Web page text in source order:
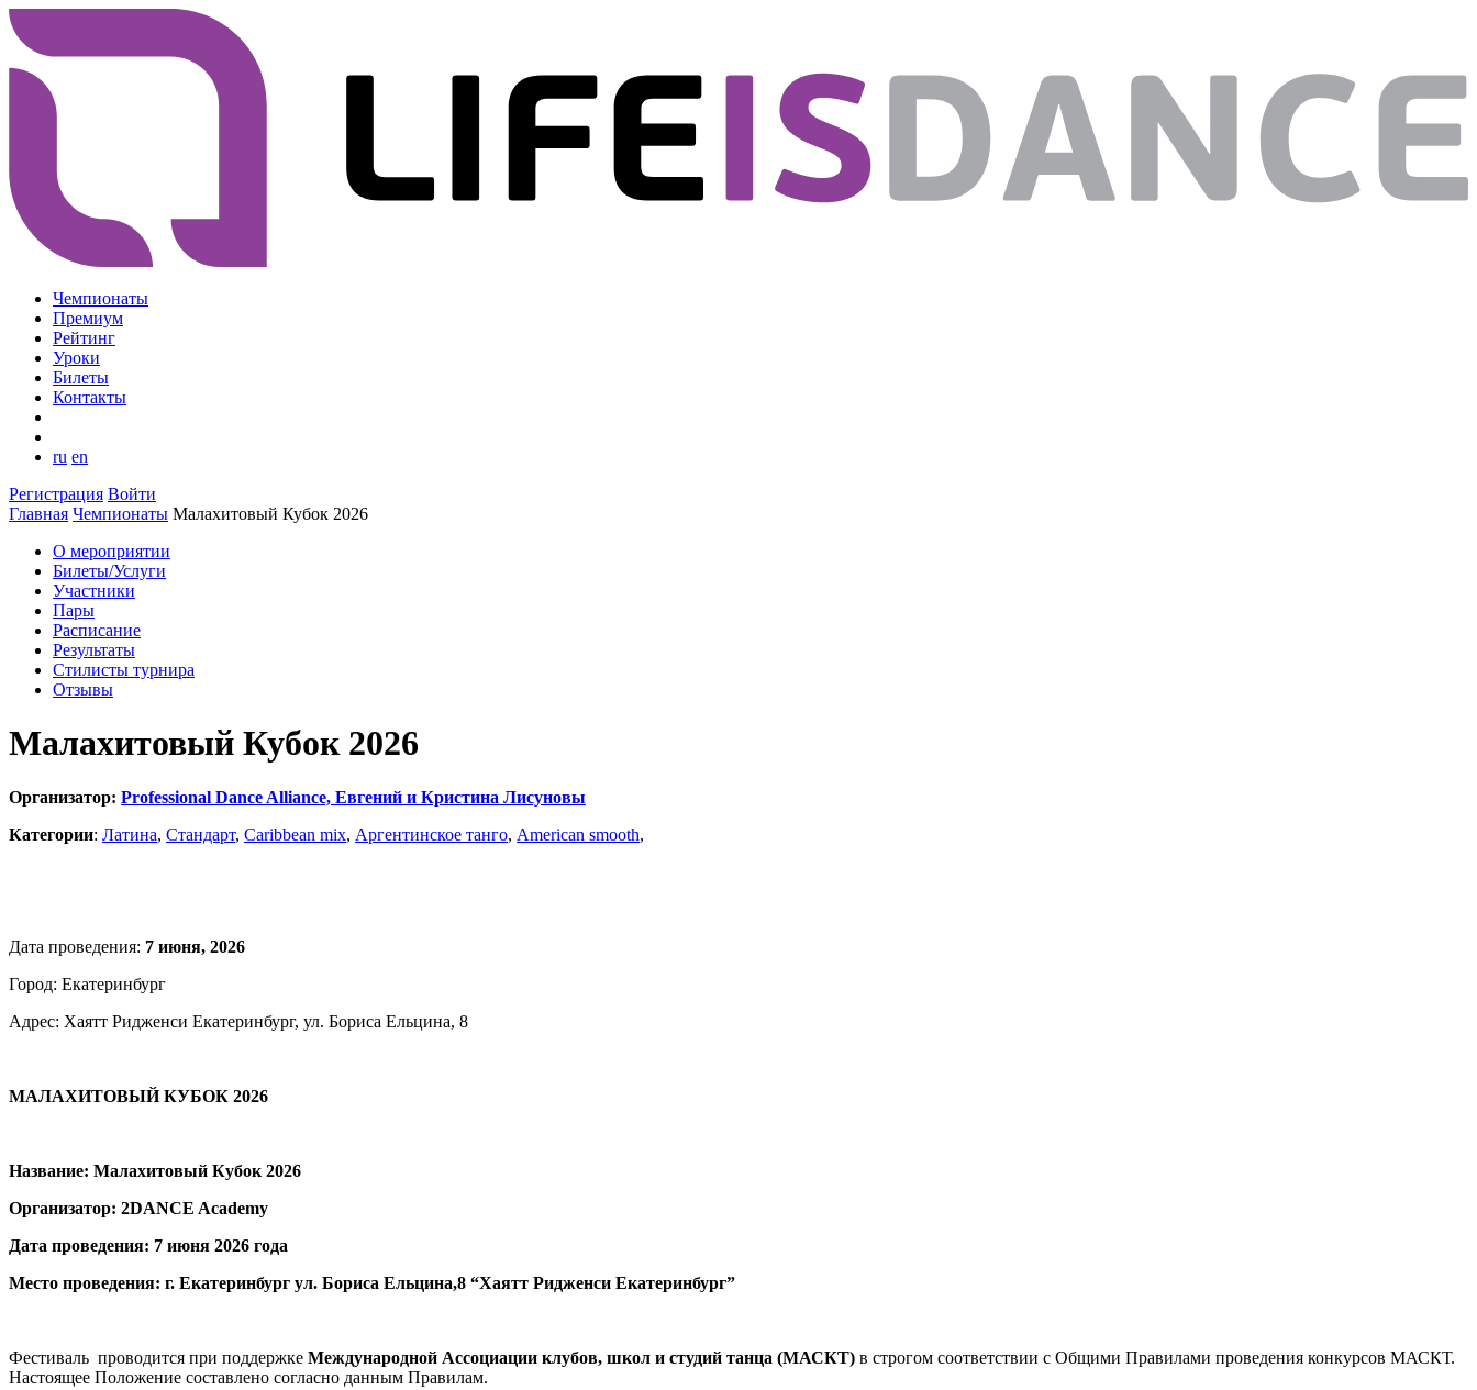
Чемпионаты
Премиум
Рейтинг
Уроки
Билеты
Контакты
ru en
Регистрация Войти
Главная Чемпионаты Малахитовый Кубок 2026
О мероприятии
Билеты/Услуги
Участники
Пары
Расписание
Результаты
Стилисты турнира
Отзывы
Малахитовый Кубок 2026
Организатор: Professional Dance Alliance, Евгений и Кристина Лисуновы
Категории: Латина, Стандарт, Caribbean mix, Аргентинское танго, American smooth,
Дата проведения: 7 июня, 2026
Город: Екатеринбург
Адрес: Хаятт Ридженси Екатеринбург, ул. Бориса Ельцина, 8
МАЛАХИТОВЫЙ КУБОК 2026
Название: Малахитовый Кубок 2026
Организатор: 2DANCE Academy
Дата проведения: 7 июня 2026 года
Место проведения: г. Екатеринбург ул. Бориса Ельцина,8 “Хаятт Ридженси Екатеринбург”
Фестиваль проводится при поддержке Международной Ассоциации клубов, школ и студий танца (МАСКТ) в строгом соответствии с Общими Правилами проведения конкурсов МАСКТ.
Настоящее Положение составлено согласно данным Правилам.